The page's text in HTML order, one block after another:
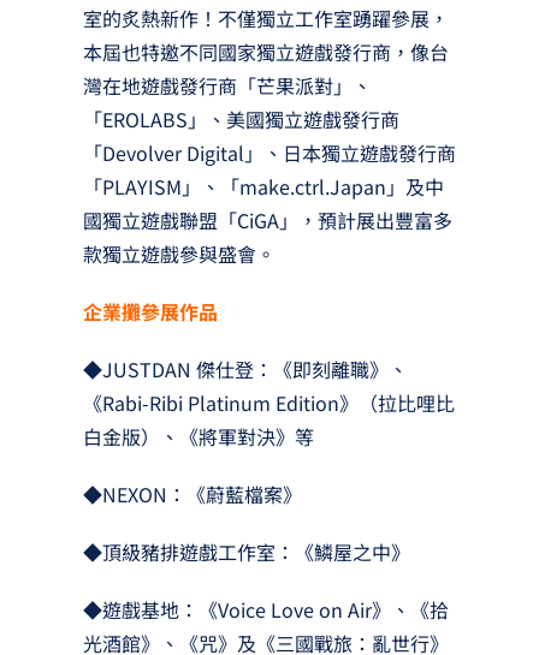
室的炙熱新作！不僅獨立工作室踴躍參展，
本屆也特邀不同國家獨立遊戲發行商，像台
灣在地遊戲發行商「芒果派對」、
「EROLABS」、美國獨立遊戲發行商
「Devolver Digital」、日本獨立遊戲發行商
「PLAYISM」、「make.ctrl.Japan」及中
國獨立遊戲聯盟「CiGA」，預計展出豐富多
款獨立遊戲參與盛會。
企業攤參展作品
◆JUSTDAN 傑仕登：《即刻離職》、
《Rabi-Ribi Platinum Edition》（拉比哩比
白金版）、《將軍對決》等
◆NEXON：《蔚藍檔案》
◆頂級豬排遊戲工作室：《鱗屋之中》
◆遊戲基地：《Voice Love on Air》、《拾
光酒館》、《咒》及《三國戰旅：亂世行》